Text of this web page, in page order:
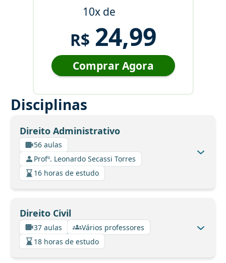
10x de
R$ 24,99
Comprar Agora
Disciplinas
Direito Administrativo
56 aulas
Profº. Leonardo Secassi Torres
16 horas de estudo
Direito Civil
37 aulas
Vários professores
18 horas de estudo